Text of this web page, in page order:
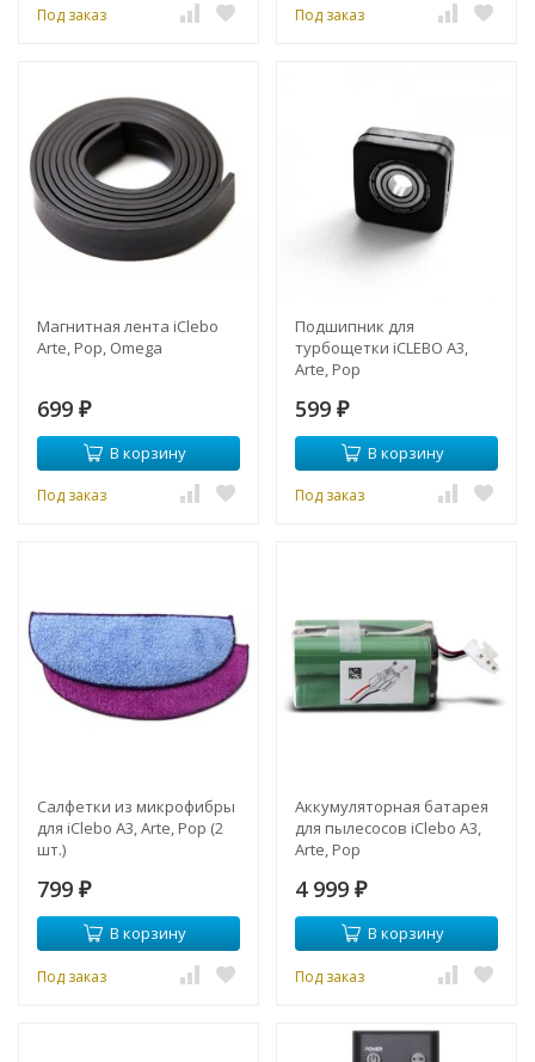
Под заказ Под заказ
Магнитная лента iClebo
Arte, Pop, Omega
699 ₽
В корзину
Под заказ
Подшипник для
турбощетки iCLEBO A3,
Arte, Pop
599 ₽
В корзину
Под заказ
Салфетки из микрофибры
для iClebo A3, Arte, Pop (2
шт.)
799 ₽
В корзину
Под заказ
Аккумуляторная батарея
для пылесосов iClebo A3,
Arte, Pop
4 999 ₽
В корзину
Под заказ